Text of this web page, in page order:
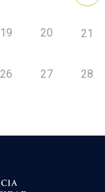
19 20 21
26 27 28